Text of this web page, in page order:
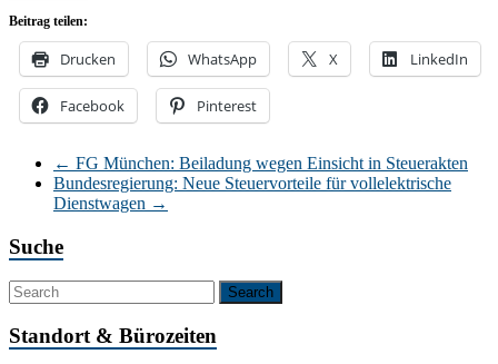
Beitrag teilen:
Drucken WhatsApp X LinkedIn
Facebook Pinterest
← FG München: Beiladung wegen Einsicht in Steuerakten
Bundesregierung: Neue Steuervorteile für vollelektrische
Dienstwagen →
Suche
Standort & Bürozeiten